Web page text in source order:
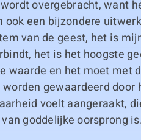
overgebracht, want
ook een bijzondere
van de geest, het is
het is het hoogste
waarde en het moet met
gewaardeerd
voelt aangeraakt,
goddelijke oorsprong